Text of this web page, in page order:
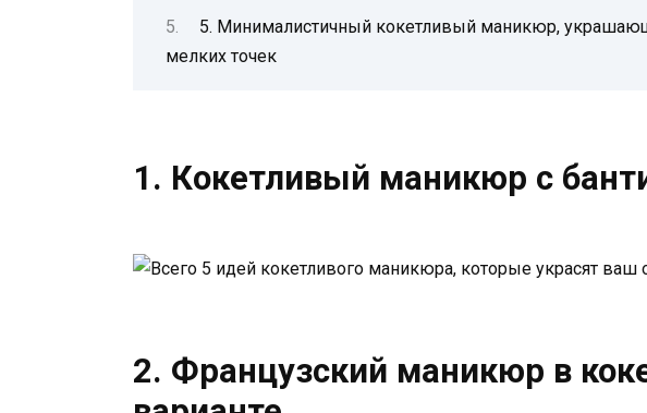
5. Минималистичный кокетливый маникюр,
мелких точек
1. Кокетливый маникюр с
2. Французский маникюр в